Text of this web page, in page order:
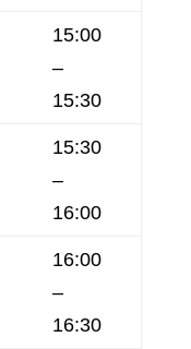
15:00
–
15:30
15:30
–
16:00
16:00
–
16:30